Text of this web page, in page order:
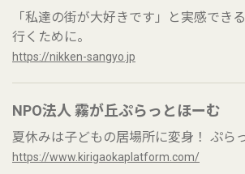
「私達の街が大好きです」と実感でき
行くために。
https://nikken-sangyo.jp
NPO法人 霧が丘ぷらっとほーむ
夏休みは子どもの居場所に変身！ ぷら
https://www.kirigaokaplatform.com/